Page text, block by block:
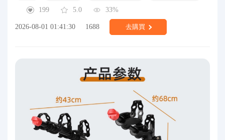
199
5.0 33%
2026-08-01 01:41:30 1688 去購買